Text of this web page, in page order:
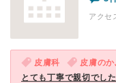
アク
皮膚科 皮膚の
とても丁寧で親切でした